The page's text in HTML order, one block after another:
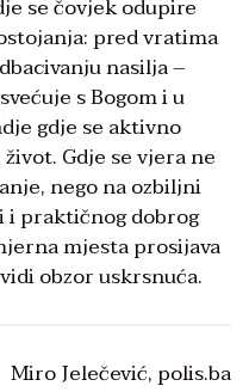
se čovjek odupire
pred vratima
nasilja –
s Bogom i u
gdje se aktivno
Gdje se vjera ne
nego na ozbiljni
praktičnog dobrog
mjesta prosijava
obzor uskrsnuća.
Miro Jelečević, polis.ba